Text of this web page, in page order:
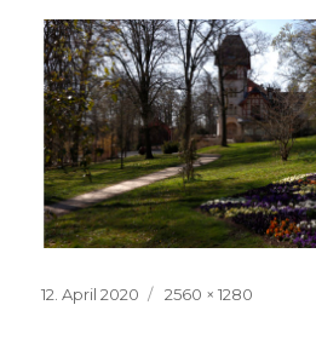
Veröffentlicht
12. April 2020
Volle
2560 × 1280